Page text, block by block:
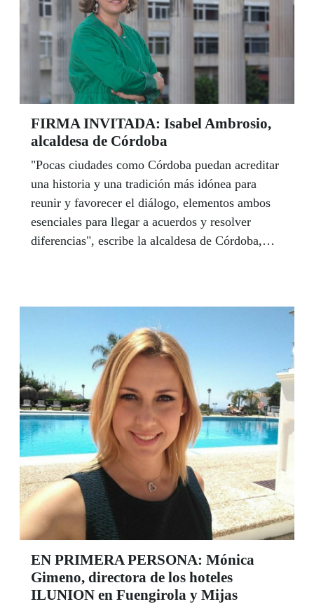
FIRMA INVITADA: Isabel Ambrosio,
alcaldesa de Córdoba
"Pocas ciudades como Córdoba puedan acreditar
una historia y una tradición más idónea para
reunir y favorecer el diálogo, elementos ambos
esenciales para llegar a acuerdos y resolver
diferencias", escribe la alcaldesa de Córdoba,
junio tendrá como protagonista esta celebración.
EN PRIMERA PERSONA: Mónica
Gimeno, directora de los hoteles
ILUNION en Fuengirola y Mijas